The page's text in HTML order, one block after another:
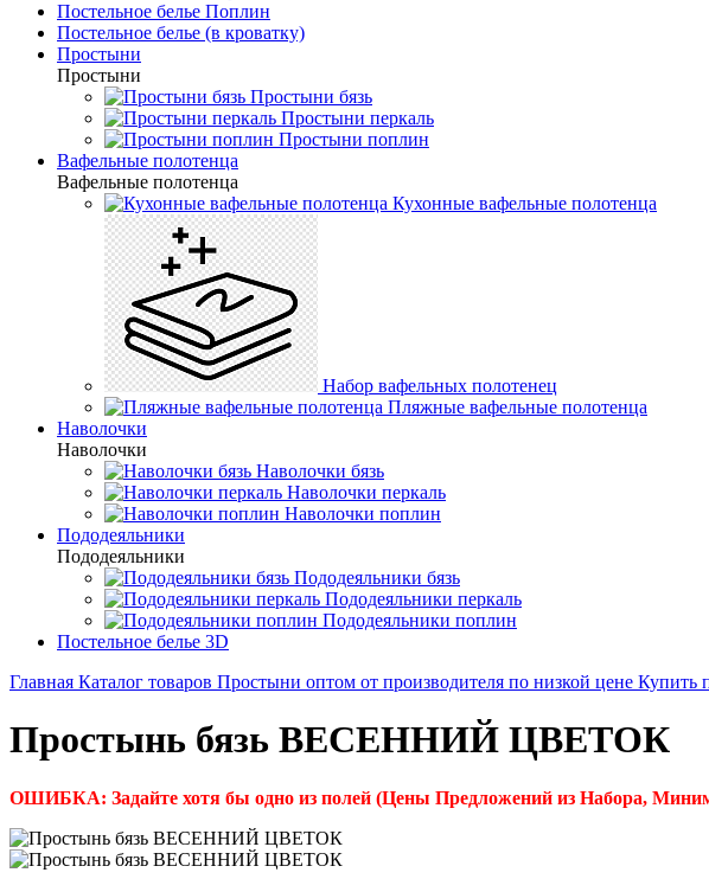
Постельное белье Поплин
Постельное белье (в кроватку)
Простыни
Простыни
Простыни бязь
Простыни перкаль
Простыни поплин
Вафельные полотенца
Вафельные полотенца
Кухонные вафельные полотенца
Набор вафельных полотенец
Пляжные вафельные полотенца
Наволочки
Наволочки
Наволочки бязь
Наволочки перкаль
Наволочки поплин
Пододеяльники
Пододеяльники
Пододеяльники бязь
Пододеяльники перкаль
Пододеяльники поплин
Постельное белье 3D
Главная Каталог товаров Простыни оптом от производителя по низкой цене Купить
Простынь бязь ВЕСЕННИЙ ЦВЕТОК
ОШИБКА: Задайте хотя бы одно из полей (Цены Предложений из Набора,